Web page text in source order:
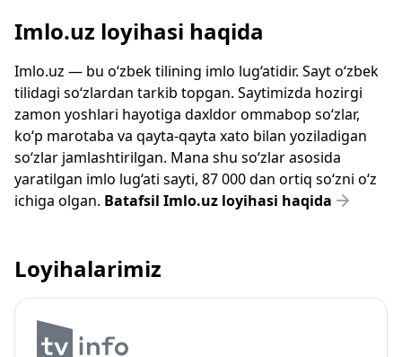
Imlo.uz loyihasi haqida
Imlo.uz — bu o‘zbek tilining imlo lug‘atidir. Sayt o‘zbek
tilidagi so‘zlardan tarkib topgan. Saytimizda hozirgi
zamon yoshlari hayotiga daxldor ommabop so‘zlar,
ko‘p marotaba va qayta-qayta xato bilan yoziladigan
so‘zlar jamlashtirilgan. Mana shu so‘zlar asosida
yaratilgan imlo lug‘ati sayti, 87 000 dan ortiq so‘zni o‘z
ichiga olgan. Batafsil Imlo.uz loyihasi haqida
Loyihalarimiz